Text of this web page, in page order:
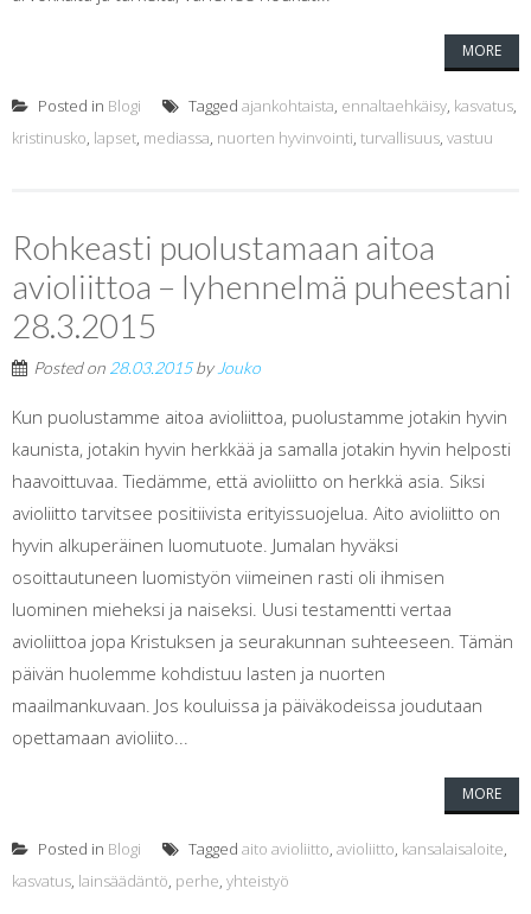
MORE
Posted in Blogi Tagged ajankohtaista, ennaltaehkäisy, kasvatus,
kristinusko, lapset, mediassa, nuorten hyvinvointi, turvallisuus, vastuu
Rohkeasti puolustamaan aitoa
avioliittoa – lyhennelmä puheestani
28.3.2015
Posted on 28.03.2015by Jouko
Kun puolustamme aitoa avioliittoa, puolustamme jotakin hyvin
kaunista, jotakin hyvin herkkää ja samalla jotakin hyvin helposti
haavoittuvaa. Tiedämme, että avioliitto on herkkä asia. Siksi
avioliitto tarvitsee positiivista erityissuojelua. Aito avioliitto on
hyvin alkuperäinen luomutuote. Jumalan hyväksi
osoittautuneen luomistyön viimeinen rasti oli ihmisen
luominen mieheksi ja naiseksi. Uusi testamentti vertaa
avioliittoa jopa Kristuksen ja seurakunnan suhteeseen. Tämän
päivän huolemme kohdistuu lasten ja nuorten
maailmankuvaan. Jos kouluissa ja päiväkodeissa joudutaan
opettamaan avioliito...
MORE
Posted in Blogi Tagged aito avioliitto, avioliitto, kansalaisaloite,
kasvatus, lainsäädäntö, perhe, yhteistyö